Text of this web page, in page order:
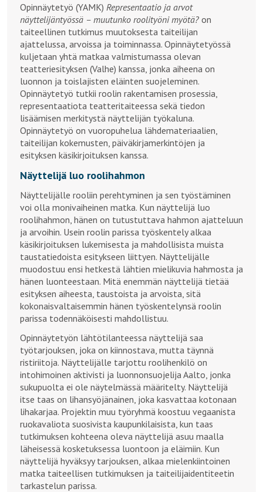
Opinnäytetyö (YAMK) Representaatio ja arvot
näyttelijäntyössä – muutunko roolityöni myötä? on
taiteellinen tutkimus muutoksesta taiteilijan
ajattelussa, arvoissa ja toiminnassa. Opinnäytetyössä
kuljetaan yhtä matkaa valmistumassa olevan
teatteriesityksen (Valhe) kanssa, jonka aiheena on
luonnon ja toislajisten eläinten suojeleminen.
Opinnäytetyö tutkii roolin rakentamisen prosessia,
representaatiota teatteritaiteessa sekä tiedon
lisäämisen merkitystä näyttelijän työkaluna.
Opinnäytetyö on vuoropuhelua lähdemateriaalien,
taiteilijan kokemusten, päiväkirjamerkintöjen ja
esityksen käsikirjoituksen kanssa.
Näyttelijä luo roolihahmon
Näyttelijälle rooliin perehtyminen ja sen työstäminen
voi olla monivaiheinen matka. Kun näyttelijä luo
roolihahmon, hänen on tutustuttava hahmon ajatteluun
ja arvoihin. Usein roolin parissa työskentely alkaa
käsikirjoituksen lukemisesta ja mahdollisista muista
taustatiedoista esitykseen liittyen. Näyttelijälle
muodostuu ensi hetkestä lähtien mielikuvia hahmosta ja
hänen luonteestaan. Mitä enemmän näyttelijä tietää
esityksen aiheesta, taustoista ja arvoista, sitä
kokonaisvaltaisemmin hänen työskentelynsä roolin
parissa todennäköisesti mahdollistuu.
Opinnäytetyön lähtötilanteessa näyttelijä saa
työtarjouksen, joka on kiinnostava, mutta täynnä
ristiriitoja. Näyttelijälle tarjottu roolihenkilö on
intohimoinen aktivisti ja luonnonsuojelija Aalto, jonka
sukupuolta ei ole näytelmässä määritelty. Näyttelijä
itse taas on lihansyöjänainen, joka kasvattaa kotonaan
lihakarjaa. Projektin muu työryhmä koostuu vegaanista
ruokavaliota suosivista kaupunkilaisista, kun taas
tutkimuksen kohteena oleva näyttelijä asuu maalla
läheisessä kosketuksessa luontoon ja eläimiin. Kun
näyttelijä hyväksyy tarjouksen, alkaa mielenkiintoinen
matka taiteellisen tutkimuksen ja taiteilijaidentiteetin
tarkastelun parissa.